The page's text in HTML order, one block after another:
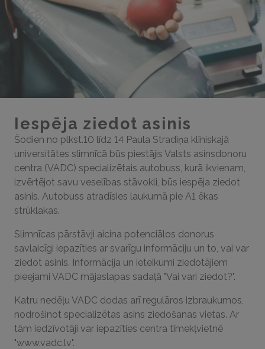
Iespēja ziedot asinis
Šodien no plkst.10 līdz 14 Paula Stradiņa klīniskajā
universitātes slimnīcā būs piestājis Valsts asinsdonoru
centra (VADC) specializētais autobuss, kurā ikvienam,
izvērtējot savu veselības stāvokli, būs iespēja ziedot
asinis. Autobuss atradīsies laukumā pie A1 ēkas
strūklakas.
Slimnīcas pārstāvji aicina potenciālos donorus
savlaicīgi iepazīties ar svarīgu informāciju un to, vai var
ziedot asinis. Informācija un ieteikumi ziedotājiem
pieejami VADC mājaslapas sadaļā "Vai vari ziedot?".
Katru nedēļu VADC dodas arī regulāros izbraukumos,
nodrošinot specializētas asins ziedošanas vietas. Ar
tām iedzīvotāji var iepazīties centra tīmekļvietnē
"www.vadc.lv".